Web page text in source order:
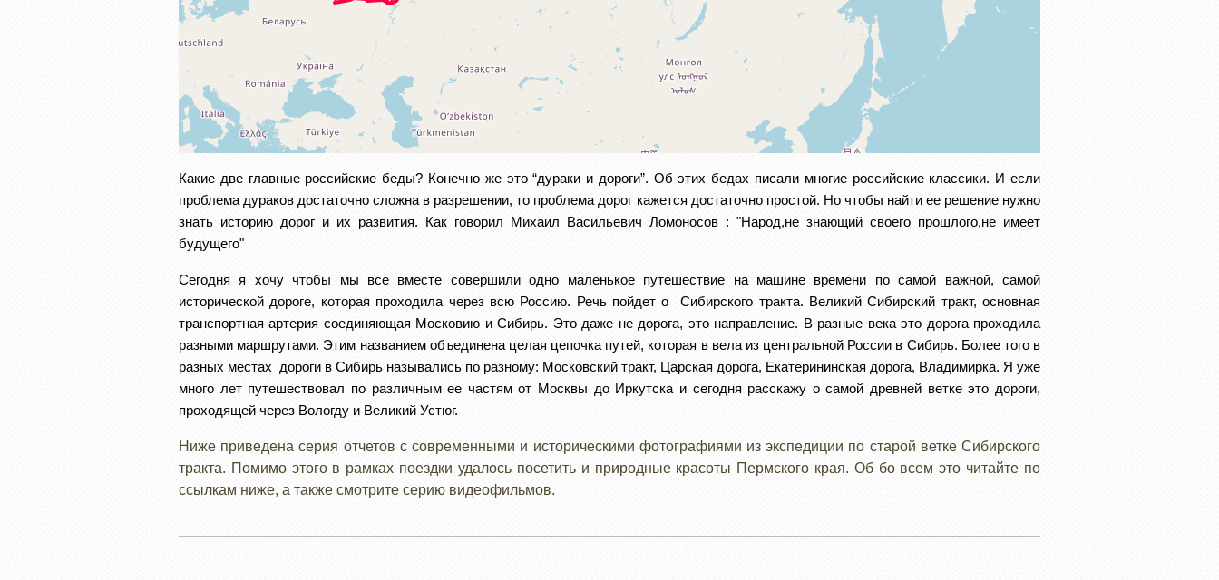
Какие две главные российские беды? Конечно же это “дураки и дороги”. Об этих бедах писали многие российские классики. И если
проблема дураков достаточно сложна в разрешении, то проблема дорог кажется достаточно простой. Но чтобы найти ее решение нужно
знать историю дорог и их развития. Как говорил Михаил Васильевич Ломоносов : "Народ,не знающий своего прошлого,не имеет
будущего"
Сегодня я хочу чтобы мы все вместе совершили одно маленькое путешествие на машине времени по самой важной, самой
исторической дороге, которая проходила через всю Россию.
Речь пойдет о  Сибирского тракта. Великий Сибирский тракт, основная
транспортная артерия соединяющая Московию и Сибирь. Это даже не дорога, это направление. В разные века это дорога проходила
разными маршрутами. Этим названием объединена целая цепочка путей, которая в вела из центральной России в Сибирь. Более того в
разных местах  дороги в Сибирь назывались по разному: Московский тракт, Царская дорога, Екатерининская дорога, Владимирка. Я уже
много лет путешествовал по различным ее частям от Москвы до Иркутска и сегодня расскажу о самой древней ветке это дороги,
проходящей через Вологду и Великий Устюг.
Ниже приведена серия отчетов с современными и историческими фотографиями из экспедиции по старой ветке Сибирского
тракта. Помимо этого в рамках поездки удалось посетить и природные красоты Пермского края. Об бо всем это читайте по
ссылкам ниже, а также смотрите серию видеофильмов.